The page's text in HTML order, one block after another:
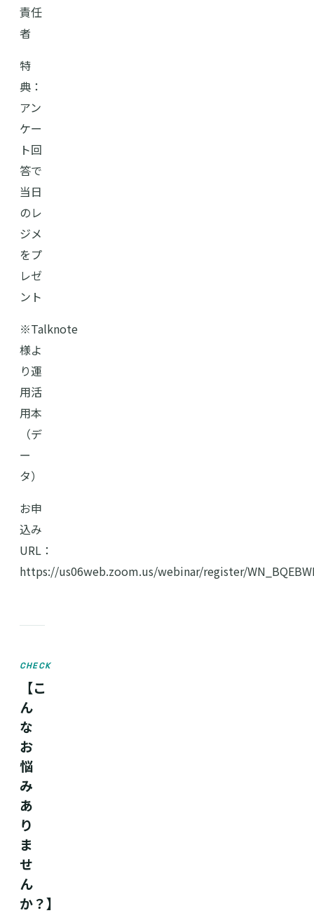
責任
者
特
典：
アン
ケー
ト回
答で
当日
のレ
ジメ
をプ
レゼ
ント
※Talknote
様よ
り運
用活
用本
（デ
ー
タ）
お申
込み
URL：
https://us06web.zoom.us/webinar/register/
CHECK
【こ
ん
な
お
悩
み
あ
り
ま
せ
ん
か？】